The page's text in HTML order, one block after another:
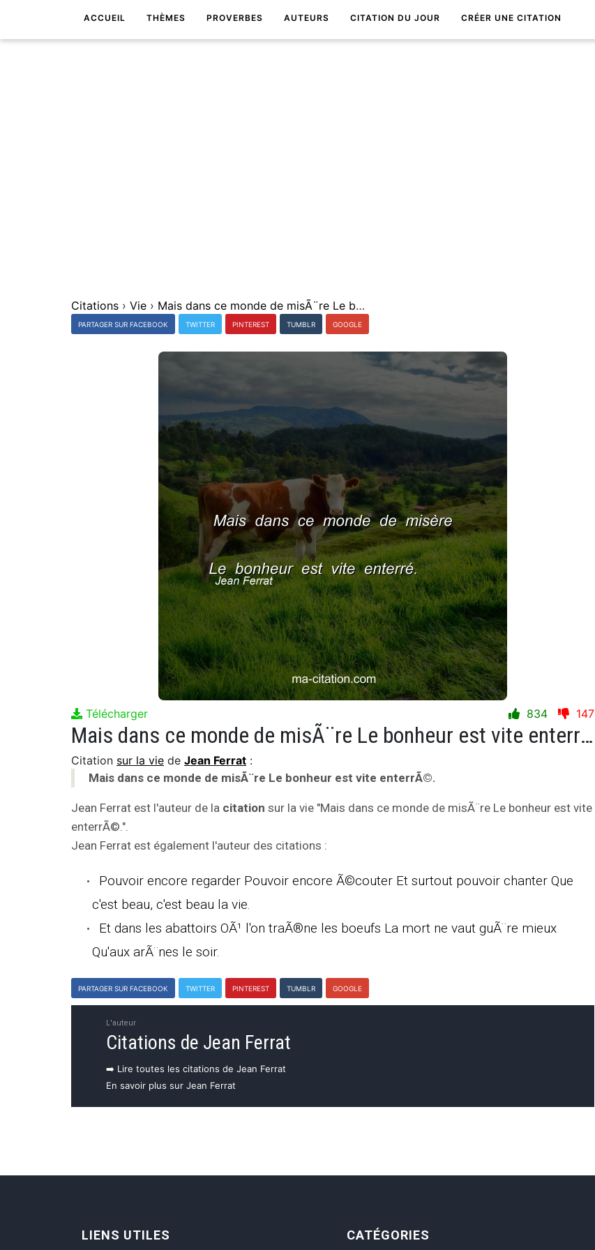
ACCUEIL THÈMES PROVERBES AUTEURS CITATION DU JOUR CRÉER UNE CITATION
Citations › Vie › Mais dans ce monde de misÃ¨re Le bonheur est vite enterrÃ©.
PARTAGER SUR FACEBOOK TWITTER PINTEREST TUMBLR GOOGLE
Télécharger 834 147
Mais dans ce monde de misÃ¨re Le bonheur est vite enterrÃ©.
Citation sur la vie de Jean Ferrat :
Mais dans ce monde de misÃ¨re Le bonheur est vite enterrÃ©.
Jean Ferrat est l'auteur de la citation sur la vie "Mais dans ce monde de misÃ¨re Le bonheur est vite
enterrÃ©.".
Jean Ferrat est également l'auteur des citations :
Pouvoir encore regarder Pouvoir encore Ã©couter Et surtout pouvoir chanter Que
c'est beau, c'est beau la vie.
Et dans les abattoirs OÃ¹ l'on traÃ®ne les boeufs La mort ne vaut guÃ¨re mieux
Qu'aux arÃ¨nes le soir.
PARTAGER SUR FACEBOOK TWITTER PINTEREST TUMBLR GOOGLE
L'auteur
Citations de Jean Ferrat
➡️ Lire toutes les citations de Jean Ferrat
En savoir plus sur Jean Ferrat
LIENS UTILES CATÉGORIES